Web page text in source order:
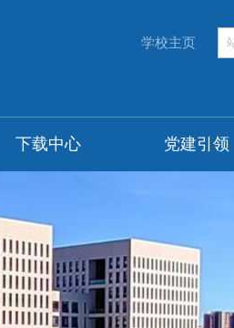
学校主页
下载中心 党建引领